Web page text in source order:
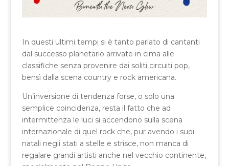
In questi ultimi tempi si è tanto parlato di cantanti
dal successo planetario arrivate in cima alle
classifiche senza provenire dai soliti circuiti pop,
bensì dalla scena country e rock americana.
Un’inversione di tendenza forse, o solo una
semplice coincidenza, resta il fatto che ad
intermittenza le luci si accendono sulla scena
internazionale di quel rock che, pur avendo i suoi
natali negli stati a stelle e strisce, non manca di
regalare grandi artisti anche nel vecchio continente,